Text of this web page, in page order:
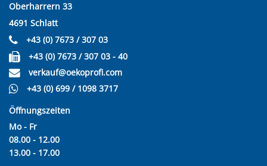
Oberharrern 33
4691 Schlatt
+43 (0) 7673 / 307 03
+43 (0) 7673 / 307 03 - 40
verkauf@oekoprofi.com
+43 (0) 699 / 1098 3717
Öffnungszeiten
Mo - Fr
08.00 - 12.00
13.00 - 17.00